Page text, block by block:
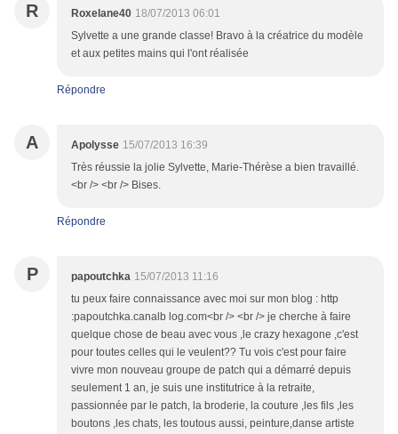
R Roxelane40 18/07/2013 06:01
Sylvette a une grande classe! Bravo à la créatrice du modèle
et aux petites mains qui l'ont réalisée
Répondre
A Apolysse 15/07/2013 16:39
Très réussie la jolie Sylvette, Marie-Thérèse a bien travaillé.
<br /> <br /> Bises.
Répondre
P papoutchka 15/07/2013 11:16
tu peux faire connaissance avec moi sur mon blog : http
:papoutchka.canalb log.com<br /> <br /> je cherche à faire
quelque chose de beau avec vous ,le crazy hexagone ,c'est
pour toutes celles qui le veulent?? Tu vois c'est pour faire
vivre mon nouveau groupe de patch qui a démarré depuis
seulement 1 an, je suis une institutrice à la retraite,
passionnée par le patch, la broderie, la couture ,les fils ,les
boutons ,les chats, les toutous aussi, peinture,danse artiste